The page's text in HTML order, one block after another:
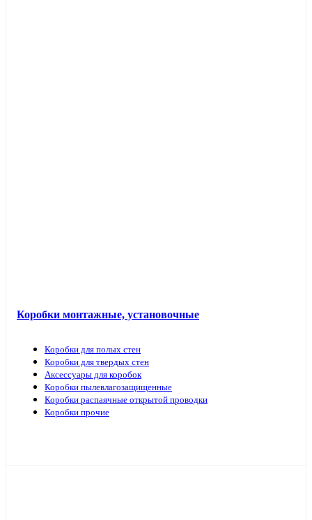
Коробки монтажные, установочные
Коробки для полых стен
Коробки для твердых стен
Аксессуары для коробок
Коробки пылевлагозащищенные
Коробки распаячные открытой проводки
Коробки прочие